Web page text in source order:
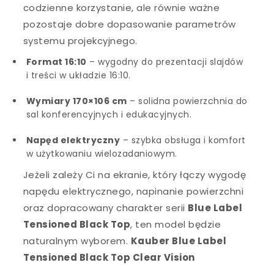
codzienne korzystanie, ale równie ważne
pozostaje dobre dopasowanie parametrów
systemu projekcyjnego.
Format 16:10 – wygodny do prezentacji slajdów
i treści w układzie 16:10.
Wymiary 170×106 cm – solidna powierzchnia do
sal konferencyjnych i edukacyjnych.
Napęd elektryczny – szybka obsługa i komfort
w użytkowaniu wielozadaniowym.
Jeżeli zależy Ci na ekranie, który łączy wygodę
napędu elektrycznego, napinanie powierzchni
oraz dopracowany charakter serii Blue Label
Tensioned Black Top, ten model będzie
naturalnym wyborem. Kauber Blue Label
Tensioned Black Top Clear Vision